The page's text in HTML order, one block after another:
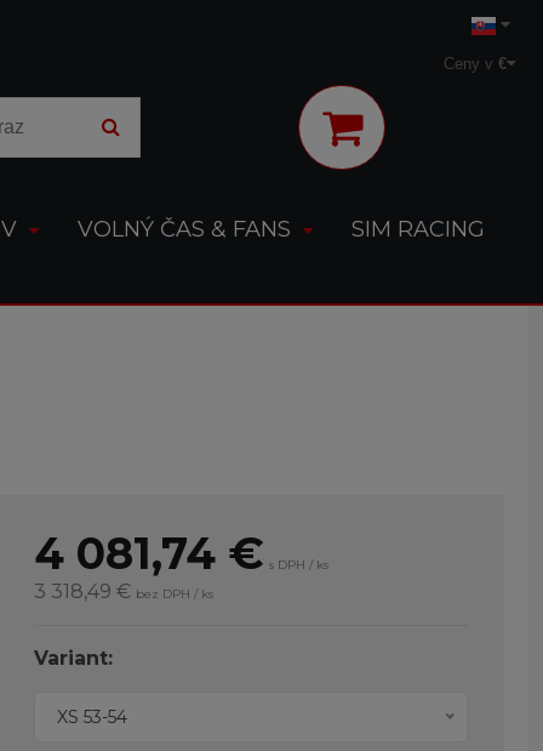
Ceny v €
VOLNÝ ČAS & FANS
SIM RACING
4 081,74 € s DPH / ks
3 318,49 € bez DPH / ks
Variant:
XS 53-54